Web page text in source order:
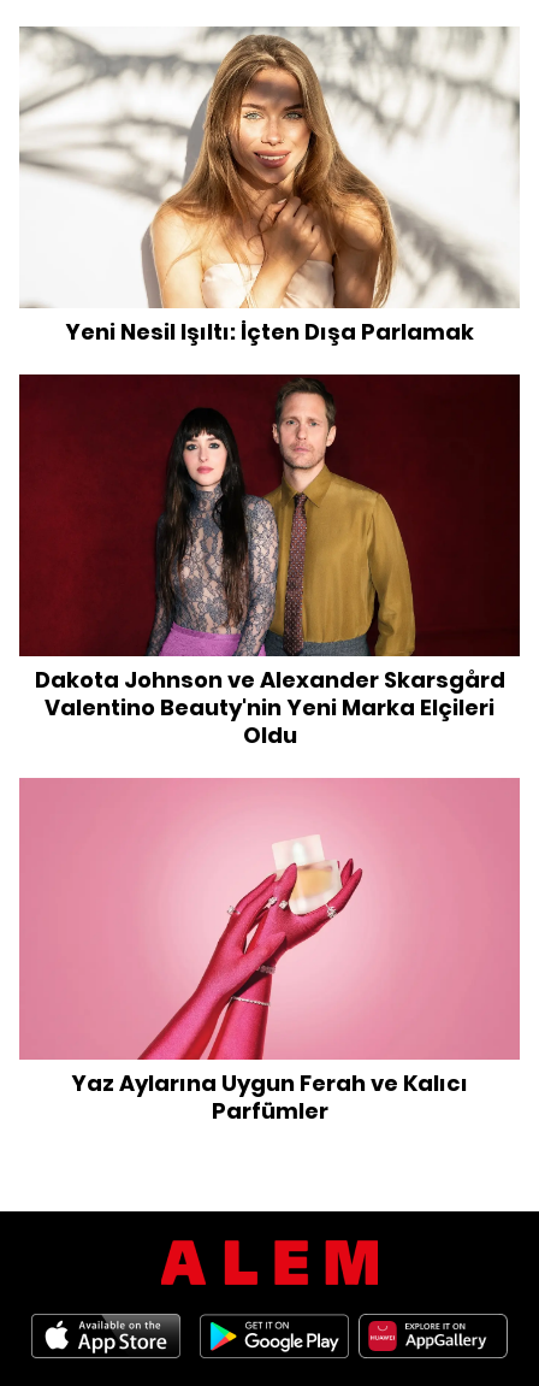
Yeni Nesil Işıltı: İçten Dışa Parlamak
Dakota Johnson ve Alexander Skarsgård
Valentino Beauty'nin Yeni Marka Elçileri
Oldu
Yaz Aylarına Uygun Ferah ve Kalıcı
Parfümler